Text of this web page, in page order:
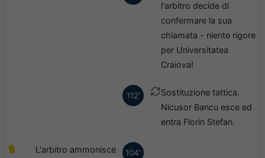
l'arbitro decide di
confermare la sua
chiamata - niente rigore
per Universitatea
Craiova!
112'
Sostituzione tattica.
Nicusor Bancu esce ed
entra Florin Stefan.
104'
L'arbitro ammonisce